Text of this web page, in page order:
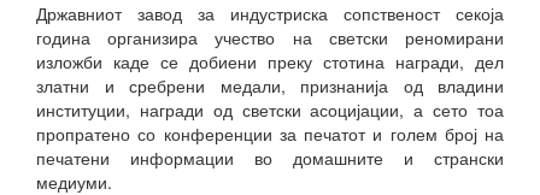
Државниот завод за индустриска сопственост секоја
година организира учество на светски реномирани
изложби каде се добиени преку стотина награди, дел
златни и сребрени медали, признанија од владини
институции, награди од светски асоцијации, а сето тоа
пропратено со конференции за печатот и голем број на
печатени информации во домашните и странски
медиуми.